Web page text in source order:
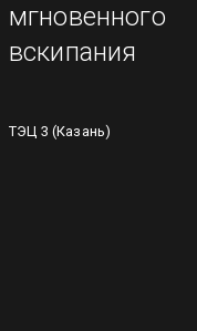
мгновенного
вскипания
ТЭЦ 3 (Казань)